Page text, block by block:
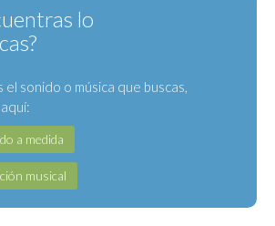
lo
sonido o música que buscas,
a medida
musical